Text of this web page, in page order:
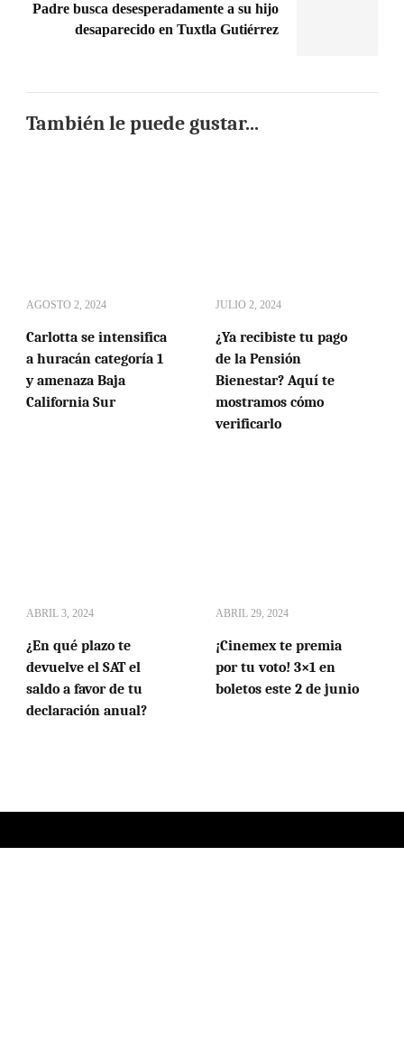
Padre busca desesperadamente a su hijo
desaparecido en Tuxtla Gutiérrez
También le puede gustar...
AGOSTO 2, 2024
Carlotta se intensifica
a huracán categoría 1
y amenaza Baja
California Sur
JULIO 2, 2024
¿Ya recibiste tu pago
de la Pensión
Bienestar? Aquí te
mostramos cómo
verificarlo
ABRIL 3, 2024
¿En qué plazo te
devuelve el SAT el
saldo a favor de tu
declaración anual?
ABRIL 29, 2024
¡Cinemex te premia
por tu voto! 3×1 en
boletos este 2 de junio